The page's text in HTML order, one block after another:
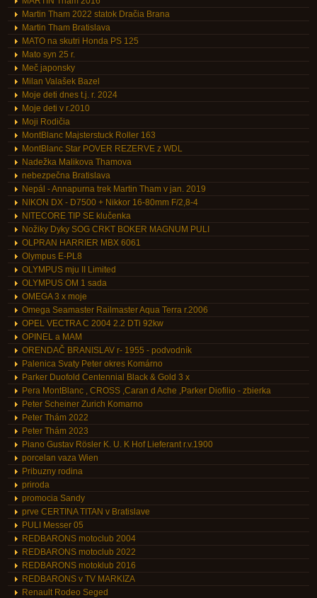
Martin Tham 2022 statok Dračia Brana
Martin Tham Bratislava
MATO na skutri Honda PS 125
Mato syn 25 r.
Meč japonsky
Milan Valašek Bazel
Moje deti dnes t.j. r. 2024
Moje deti v r.2010
Moji Rodičia
MontBlanc Majsterstuck Roller 163
MontBlanc Star POVER REZERVE z WDL
Nadežka Malikova Thamova
nebezpečna Bratislava
Nepál - Annapurna trek Martin Tham v jan. 2019
NIKON DX - D7500 + Nikkor 16-80mm F/2,8-4
NITECORE TIP SE klučenka
Nožiky Dyky SOG CRKT BOKER MAGNUM PULI
OLPRAN HARRIER MBX 6061
Olympus E-PL8
OLYMPUS mju II Limited
OLYMPUS OM 1 sada
OMEGA 3 x moje
Omega Seamaster Railmaster Aqua Terra r.2006
OPEL VECTRA C 2004 2.2 DTi 92kw
OPINEL a MAM
ORENDAČ BRANISLAV r- 1955 - podvodník
Palenica Svaty Peter okres Komárno
Parker Duofold Centennial Black & Gold 3 x
Pera MontBlanc , CROSS ,Caran d Ache ,Parker Diofilio - zbierka
Peter Scheiner Zurich Komarno
Peter Thám 2022
Peter Thám 2023
Piano Gustav Rösler K. U. K Hof Lieferant r.v.1900
porcelan vaza Wien
Pribuzny rodina
priroda
promocia Sandy
prve CERTINA TITAN v Bratislave
PULI Messer 05
REDBARONS motoclub 2004
REDBARONS motoclub 2022
REDBARONS motoklub 2016
REDBARONS v TV MARKIZA
Renault Rodeo Seged